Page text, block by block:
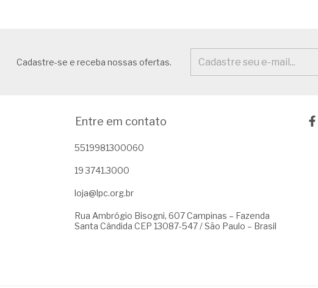
Cadastre-se e receba nossas ofertas.
Entre em contato
5519981300060
19 3741.3000
loja@lpc.org.br
Rua Ambrógio Bisogni, 607 Campinas – Fazenda
Santa Cândida CEP 13087-547 / São Paulo – Brasil